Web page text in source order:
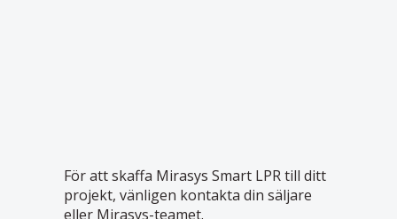
För att skaffa Mirasys Smart LPR till ditt
projekt, vänligen kontakta din säljare
eller Mirasys-teamet.